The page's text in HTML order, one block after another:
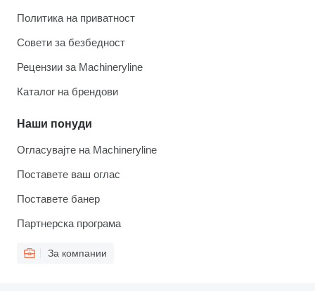
Политика на приватност
Совети за безбедност
Рецензии за Machineryline
Каталог на брендови
Наши понуди
Огласувајте на Machineryline
Поставете ваш оглас
Поставете банер
Партнерска програма
За компании